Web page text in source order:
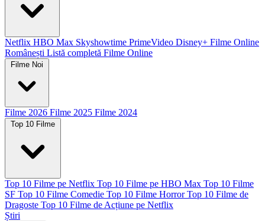
Netflix HBO Max Skyshowtime PrimeVideo Disney+ Filme Online
Românești Listă completă Filme Online
Filme Noi
Filme 2026 Filme 2025 Filme 2024
Top 10 Filme
Top 10 Filme pe Netflix Top 10 Filme pe HBO Max Top 10 Filme
SF Top 10 Filme Comedie Top 10 Filme Horror Top 10 Filme de
Dragoste Top 10 Filme de Acțiune pe Netflix
Știri